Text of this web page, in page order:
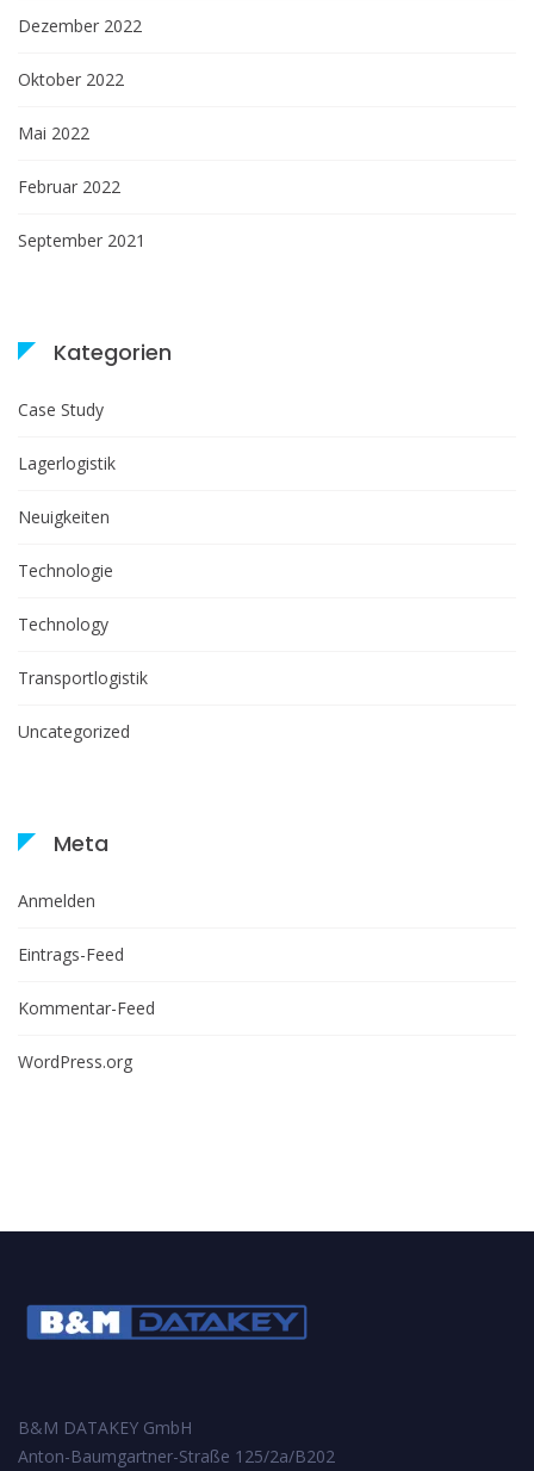
Dezember 2022
Oktober 2022
Mai 2022
Februar 2022
September 2021
Kategorien
Case Study
Lagerlogistik
Neuigkeiten
Technologie
Technology
Transportlogistik
Uncategorized
Meta
Anmelden
Eintrags-Feed
Kommentar-Feed
WordPress.org
B&M DATAKEY GmbH
Anton-Baumgartner-Straße 125/2a/B202